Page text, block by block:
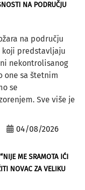
NA PODRUČJU
na području
koji predstavljaju
nekontrolisanog
one sa štetnim
se
Sve više je
04/08/2026
ME SRAMOTA IĆI
NOVAC ZA VELIKU